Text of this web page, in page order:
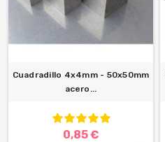
Cuadradillo 4x4mm - 50x50mm
acero...
0,85 €